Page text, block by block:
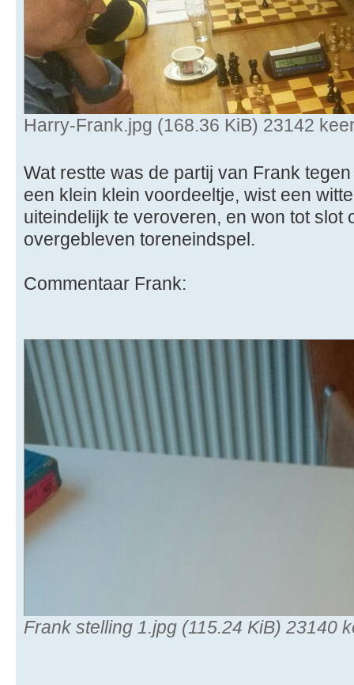
Harry-Frank.jpg (168.36 KiB) 23142
Wat restte was de partij van Frank
een klein klein voordeeltje, wist een
uiteindelijk te veroveren, en won tot slot
overgebleven toreneindspel.
Commentaar Frank:
Frank stelling 1.jpg (115.24 KiB) 23140